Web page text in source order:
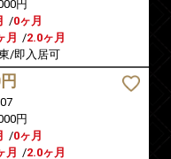
円
/0ヶ月
月 /2.0ヶ月
/即入居可
円
/0ヶ月
月 /2.0ヶ月